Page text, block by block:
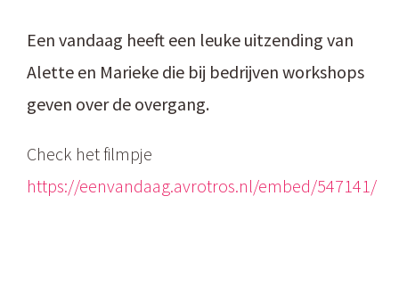
Een vandaag heeft een leuke uitzending van
Alette en Marieke die bij bedrijven workshops
geven over de overgang.
Check het filmpje
https://eenvandaag.avrotros.nl/embed/547141/